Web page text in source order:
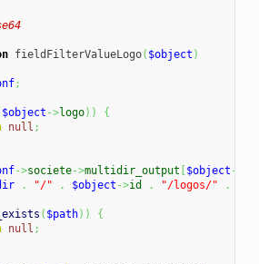
fieldFilterValueLogo( $object )
;
$object ->logo) )
{
null ;
->societe->multidir_output [$object ->
. "/" . $object ->id . "/logos/" .
( $path) )
{
null ;